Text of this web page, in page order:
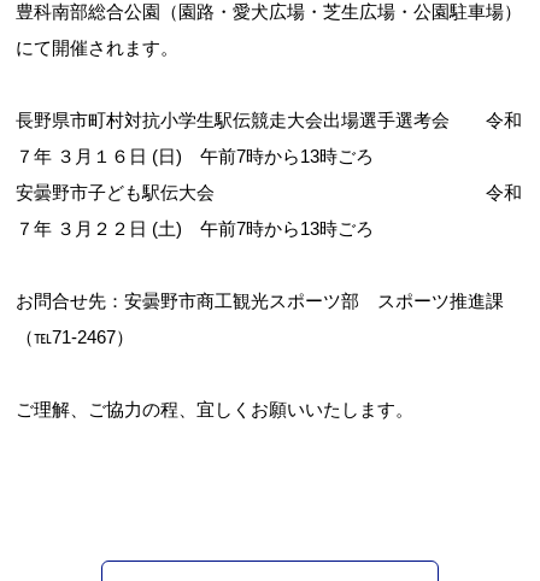
豊科南部総合公園（園路・愛犬広場・芝生広場・公園駐車場）
にて開催されます。
長野県市町村対抗小学生駅伝競走大会出場選手選考会 令和
７年 ３月１６日 (日) 午前7時から13時ごろ
安曇野市子ども駅伝大会 令和
７年 ３月２２日 (土) 午前7時から13時ごろ
お問合せ先：安曇野市商工観光スポーツ部 スポーツ推進課
（℡71-2467）
ご理解、ご協力の程、宜しくお願いいたします。